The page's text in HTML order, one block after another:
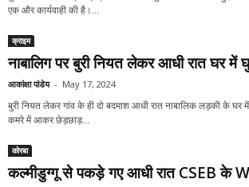
एक और कार्यवाही की है।...
क्राइम
नाबालिग पर बुरी नियत लेकर आधी रात घर
आकांक्षा पांडेय - May 17, 2024
बुरी नियत लेकर गांव के ही दो बदमाश आधी रात नाबालिक लड़की के
कमरे में आकर छेड़छाड़...
कोरबा
कल्मीडुग्गू से पकड़े गए आधी रात CSEB के